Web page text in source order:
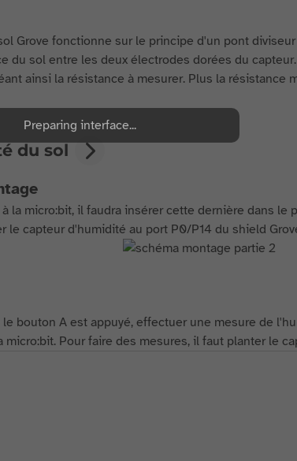
Grove fonctionne sur le principe d'un pont
du sol entre les deux électrodes dorées du
ainsi la résistance à mesurer. Plus la résistance
du sol
la micro:bit, il faudra insérer cette dernière dans le
le capteur d'humidité au port P0/P14 du shield
le bouton A est appuyé, effectuer une mesure de
micro:bit. Pour faire des mesures, il faut planter le
Preparing interface...